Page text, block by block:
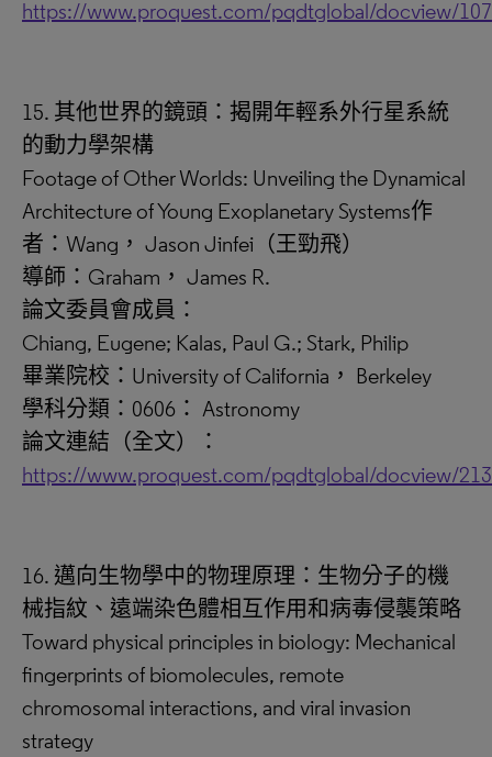
https://www.proquest.com/pqdtglobal/docview/
15. 其他世界的鏡頭：揭開年輕系外行星系統
的動力學架構
Footage of Other Worlds: Unveiling the Dynamical
Architecture of Young Exoplanetary Systems作
者：Wang， Jason Jinfei（王勁飛）
導師：Graham， James R.
論文委員會成員：
Chiang, Eugene; Kalas, Paul G.; Stark, Philip
畢業院校：University of California， Berkeley
學科分類：0606： Astronomy
論文連結（全文）：
https://www.proquest.com/pqdtglobal/docview/
16. 邁向生物學中的物理原理：生物分子的機
械指紋、遠端染色體相互作用和病毒侵襲策略
Toward physical principles in biology: Mechanical
fingerprints of biomolecules, remote
chromosomal interactions, and viral invasion
strategy